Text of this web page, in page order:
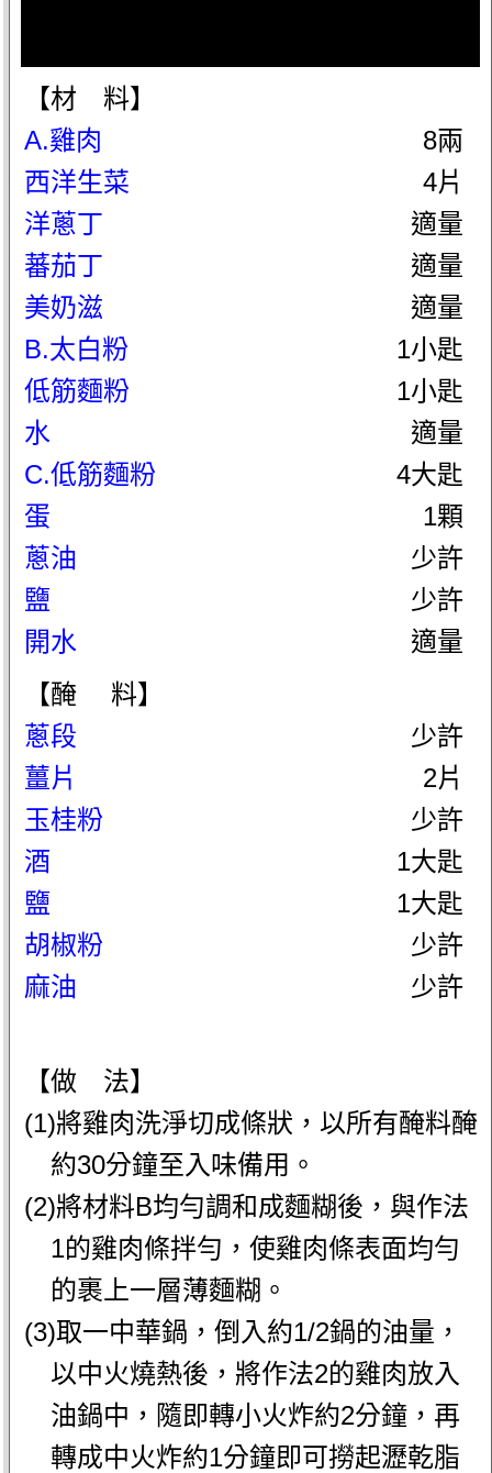
【材 料】
A.雞肉
8兩
西洋生菜
4片
洋蔥丁
適量
蕃茄丁
適量
美奶滋
適量
B.太白粉
1小匙
低筋麵粉
1小匙
水
適量
C.低筋麵粉
4大匙
蛋
1顆
蔥油
少許
鹽
少許
開水
適量
【醃 料】
蔥段
少許
薑片
2片
玉桂粉
少許
酒
1大匙
鹽
1大匙
胡椒粉
少許
麻油
少許
【做 法】
(1)將雞肉洗淨切成條狀，以所有醃料醃
約30分鐘至入味備用。
(2)將材料B均勻調和成麵糊後，與作法
1的雞肉條拌勻，使雞肉條表面均勻
的裹上一層薄麵糊。
(3)取一中華鍋，倒入約1/2鍋的油量，
以中火燒熱後，將作法2的雞肉放入
油鍋中，隨即轉小火炸約2分鐘，再
轉成中火炸約1分鐘即可撈起瀝乾脂